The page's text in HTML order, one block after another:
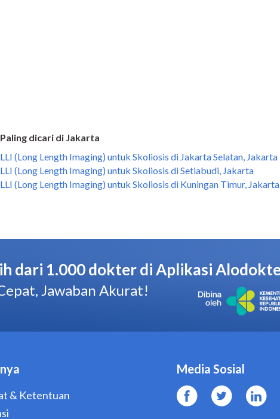
Paling dicari di Jakarta
LLI (Long Length Imaging) untuk Skoliosis di Jakarta Selatan, Jakarta
LLI (Long Length Imaging) untuk Skoliosis di Setiabudi, Jakarta
LLI (Long Length Imaging) untuk Skoliosis di Kuningan Timur, Jakarta